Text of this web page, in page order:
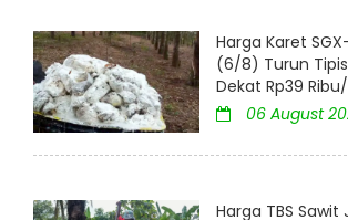
Harga Karet
(6/8) Turun
Dekat Rp39
06 August
Harga TBS Sawit